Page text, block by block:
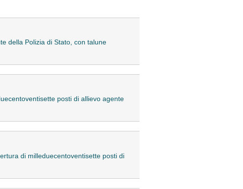
della Polizia di Stato, con talune
posti di allievo agente
di milleduecentoventisette posti di